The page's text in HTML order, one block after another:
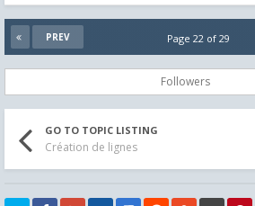
PREV Page 22 of 29
Followers
GO TO TOPIC LISTING
Création de lignes